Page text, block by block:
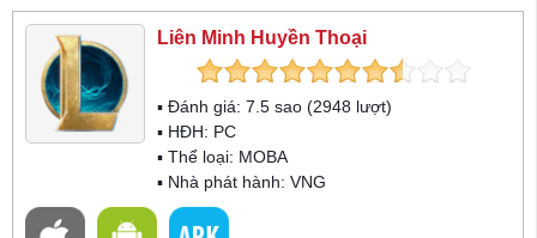
Liên Minh Huyền Thoại
▪ Đánh giá: 7.5 sao (2948 lượt)
▪ HĐH: PC
▪ Thể loại: MOBA
▪ Nhà phát hành: VNG